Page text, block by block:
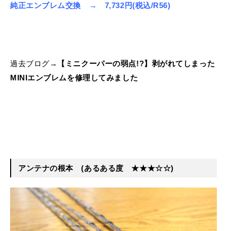
純正エンブレム交換 → 7,732円(税込/R56)
過去ブログ→
【ミニクーパーの弱点!?】剥がれてしまった
MINIエンブレムを修理してみました
アンテナの根本 (あるある度 ★★★☆☆)